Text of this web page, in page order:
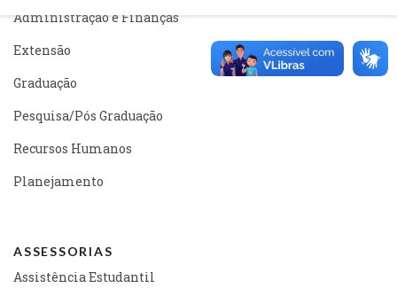
Administração e Finanças
Extensão
Graduação
Pesquisa/Pós Graduação
Recursos Humanos
Planejamento
ASSESSORIAS
Assistência Estudantil